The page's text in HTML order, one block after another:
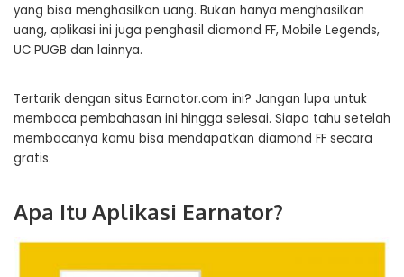
yang bisa menghasilkan uang. Bukan hanya menghasilkan
uang, aplikasi ini juga penghasil diamond FF, Mobile Legends,
UC PUGB dan lainnya.
Tertarik dengan situs Earnator.com ini? Jangan lupa untuk
membaca pembahasan ini hingga selesai. Siapa tahu setelah
membacanya kamu bisa mendapatkan diamond FF secara
gratis.
Apa Itu Aplikasi Earnator?